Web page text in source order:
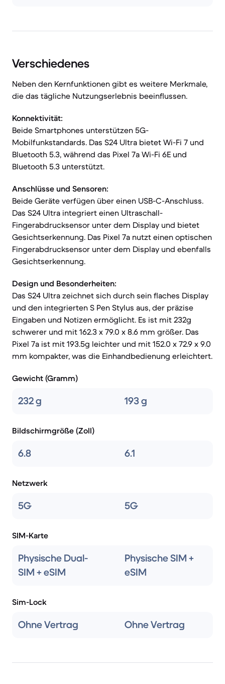
Verschiedenes
Neben den Kernfunktionen gibt es weitere Merkmale,
die das tägliche Nutzungserlebnis beeinflussen.
Konnektivität:
Beide Smartphones unterstützen 5G-
Mobilfunkstandards. Das S24 Ultra bietet Wi-Fi 7 und
Bluetooth 5.3, während das Pixel 7a Wi-Fi 6E und
Bluetooth 5.3 unterstützt.
Anschlüsse und Sensoren:
Beide Geräte verfügen über einen USB-C-Anschluss.
Das S24 Ultra integriert einen Ultraschall-
Fingerabdrucksensor unter dem Display und bietet
Gesichtserkennung. Das Pixel 7a nutzt einen optischen
Fingerabdrucksensor unter dem Display und ebenfalls
Gesichtserkennung.
Design und Besonderheiten:
Das S24 Ultra zeichnet sich durch sein flaches Display
und den integrierten S Pen Stylus aus, der präzise
Eingaben und Notizen ermöglicht. Es ist mit 232g
schwerer und mit 162.3 x 79.0 x 8.6 mm größer. Das
Pixel 7a ist mit 193.5g leichter und mit 152.0 x 72.9 x 9.0
mm kompakter, was die Einhandbedienung erleichtert.
Gewicht (Gramm)
232 g 193 g
Bildschirmgröße (Zoll)
6.8 6.1
Netzwerk
5G 5G
SIM-Karte
Physische Dual-
SIM + eSIM
Physische SIM +
eSIM
Sim-Lock
Ohne Vertrag Ohne Vertrag